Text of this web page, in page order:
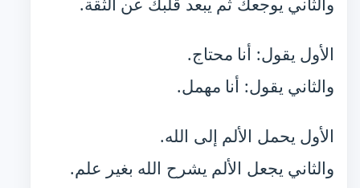
الأول يقول: أنا محتاج.
والثاني يقول: أنا مهمل.
الأول يحمل الألم إلى الله.
والثاني يجعل الألم يشرح الله بغير علم.